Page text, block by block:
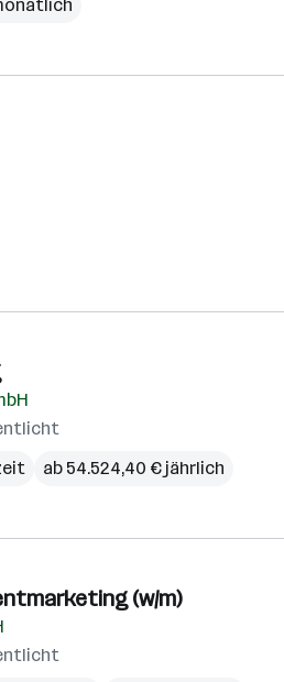
ab 54.524,40 € jährlich
(w/m)